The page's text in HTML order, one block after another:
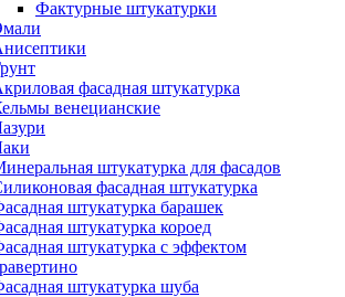
Фактурные штукатурки
фасадная штукатурка
венецианские
штукатурка для фасадов
фасадная штукатурка
штукатурка барашек
штукатурка короед
штукатурка с эффектом
штукатурка шуба